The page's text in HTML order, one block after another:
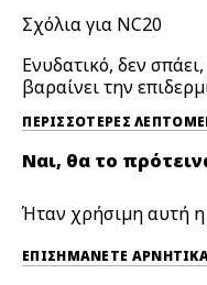
Σχόλια για NC20
Ενυδατικό, δεν
βαραίνει την
ΠΕΡΙΣΣΌΤΕΡΕΣ
Ναι, θα το
Ήταν χρήσιμη αυτή